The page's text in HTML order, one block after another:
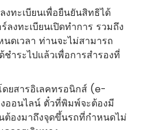
ทะเบียนเพื่อยืนยันสิทธิได้
ลงทะเบียนเปิดทำการ รวมถึง
ดเวลา ท่านจะไม่สามารถ
ำระไปแล้วเพื่อการสำรองที่
ยสารอิเลคทรอนิกส์ (e-
อนไลน์ ตั๋วที่พิมพ์จะต้องมี
ต้องมาถึงจุดขึ้นรถที่กำหนดไม่